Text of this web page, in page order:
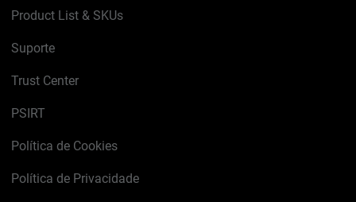
Product List & SKUs
Suporte
Trust Center
PSIRT
Política de Cookies
Política de Privacidade